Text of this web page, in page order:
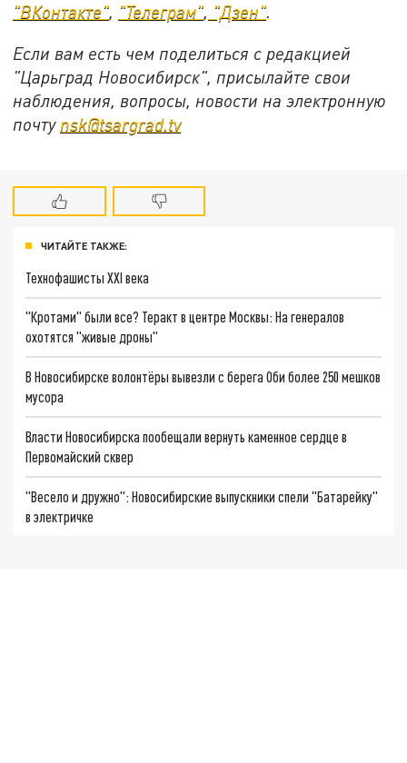
"ВКонтакте", "Телеграм", "Дзен".
Если вам есть чем поделиться с редакцией
"Царьград Новосибирск", присылайте свои
наблюдения, вопросы, новости на электронную
почту nsk@tsargrad.tv
ЧИТАЙТЕ ТАКЖЕ:
Технофашисты XXI века
"Кротами" были все? Теракт в центре Москвы: На генералов
охотятся "живые дроны"
В Новосибирске волонтёры вывезли с берега Оби более 250 мешков
мусора
Власти Новосибирска пообещали вернуть каменное сердце в
Первомайский сквер
"Весело и дружно": Новосибирские выпускники спели "Батарейку"
в электричке